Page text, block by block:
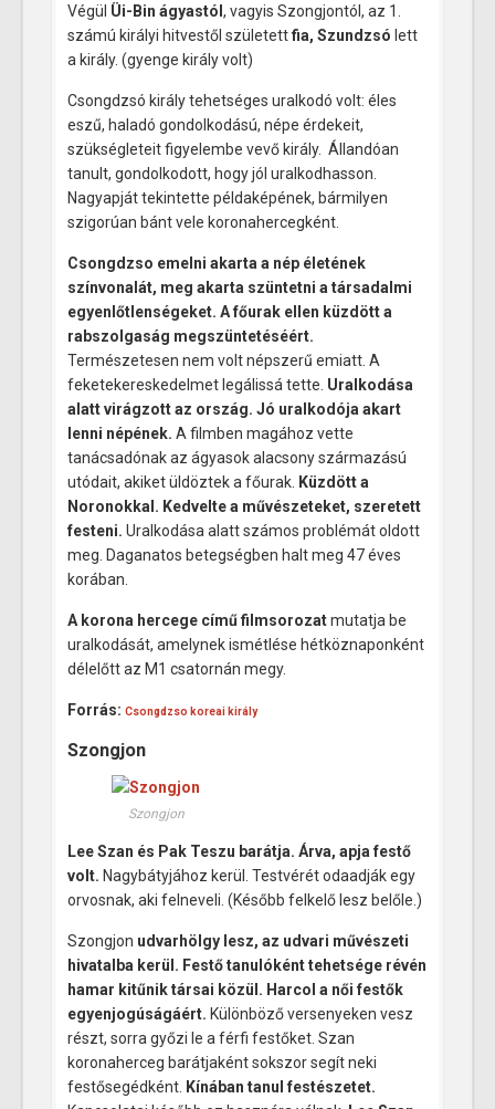
Végül Üi-Bin ágyastól , vagyis Szongjontól, az 1.
számú királyi hitvestől születettfia, Szundzsó lett
a király. (gyenge király volt)
Csongdzsó király tehetséges uralkodó volt: éles
eszű, haladó gondolkodású, népe érdekeit,
szükségleteit figyelembe vevő király. Á llandóan
tanult, gondolkodott, hogy jól uralkodhasson.
Nagyapját tekintette példaképének, bármilyen
szigorúan bánt vele koronahercegként.
Csongdzso emelni akarta a nép életének
színvonalát, meg akarta szüntetni a társadalmi
egyenlőtlenségeket. A főurak ellen küzdött a
rabszolgaság megszüntetéséért.
Természetesen nem volt népszerű emiatt. A
feketekereskedelmet legálissá tette. Uralkodása
alatt virágzott az ország. Jó uralkodója akart
lenni népének. A filmben magához vette
tanácsadónak az ágyasok alacsony származású
utódait, akiket üldöztek a főurak. Küzdött a
Noronokkal. Kedvelte a művészeteket, szeretett
festeni. Uralkodása alatt számos problémát oldott
meg. Daganatos betegségben halt meg 47 éves
korában.
A korona hercege című filmsorozatmutatja be
uralkodását, amelynek ismétlése hétköznaponként
délelőtt az M1 csatornán megy.
Forrás: Csongdzso koreai király
Szongjon
Szongjon
Lee Szan és Pak Teszu barátja. Árva, apja festő
volt. Nagybátyjához kerül. Testvérét odaadják egy
orvosnak, aki felneveli. (Később felkelő lesz belőle.)
Szongjon udvarhölgy lesz, az udvari művészeti
hivatalba kerül. Festő tanulóként tehetsége révén
hamar kitűnik társai közül. Harcol a női festők
egyenjogúságáért. Különböző versenyeken vesz
részt, sorra győzi le a férfi festőket. Szan
koronaherceg barátjaként sokszor segít neki
festősegédként. Kínában tanul festészetet.